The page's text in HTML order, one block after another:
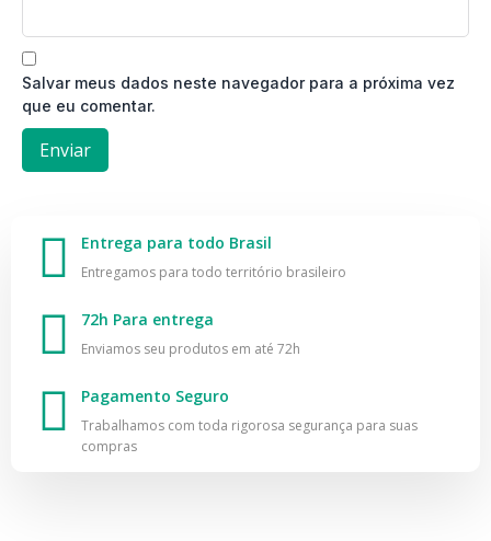
Salvar meus dados neste navegador para a próxima vez
que eu comentar.
Entrega para todo Brasil
Entregamos para todo território brasileiro
72h Para entrega
Enviamos seu produtos em até 72h
Pagamento Seguro
Trabalhamos com toda rigorosa segurança para suas
compras